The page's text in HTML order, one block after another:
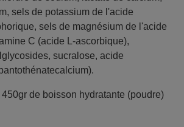
sels de potassium de l'acide
sels de magnésium de l'acide
C (acide L-ascorbique),
sucralose, acide
de boisson hydratante (poudre)